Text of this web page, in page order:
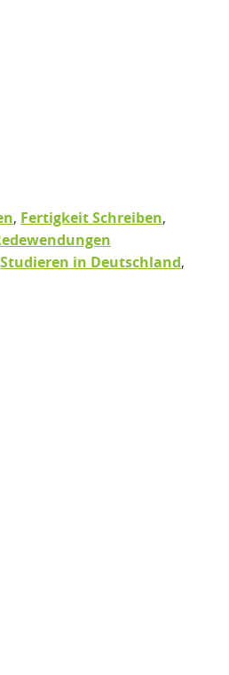
, Fertigkeit Schreiben,
Studieren in Deutschland,